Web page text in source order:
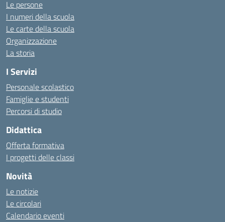
Le persone
I numeri della scuola
Le carte della scuola
Organizzazione
La storia
I Servizi
Personale scolastico
Famiglie e studenti
Percorsi di studio
Didattica
Offerta formativa
I progetti delle classi
Novità
Le notizie
Le circolari
Calendario eventi